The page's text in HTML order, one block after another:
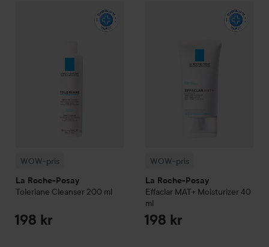
WOW-pris
La Roche-Posay
Toleriane Cleanser 200 ml
198 kr
La Roche-Posay 198 kr
WOW-pris
La Roche-Posay
Effaclar MAT+ Moisturizer 40
ml
198 kr
La Roche-Posay